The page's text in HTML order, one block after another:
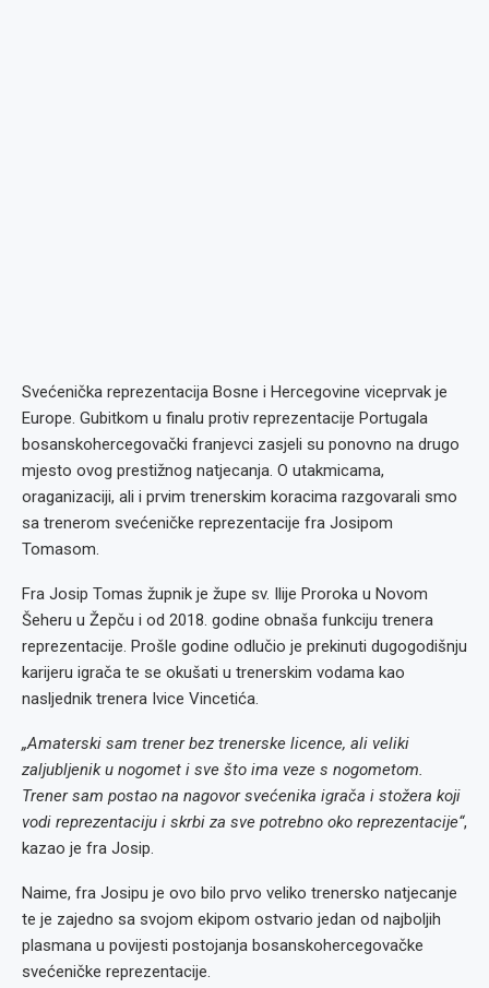
Svećenička reprezentacija Bosne i Hercegovine viceprvak je
Europe. Gubitkom u finalu protiv reprezentacije Portugala
bosanskohercegovački franjevci zasjeli su ponovno na drugo
mjesto ovog prestižnog natjecanja. O utakmicama,
oraganizaciji, ali i prvim trenerskim koracima razgovarali smo
sa trenerom svećeničke reprezentacije fra Josipom
Tomasom.
Fra Josip Tomas župnik je župe sv. Ilije Proroka u Novom
Šeheru u Žepču i od 2018. godine obnaša funkciju trenera
reprezentacije. Prošle godine odlučio je prekinuti dugogodišnju
karijeru igrača te se okušati u trenerskim vodama kao
nasljednik trenera Ivice Vincetića.
„Amaterski sam trener bez trenerske licence, ali veliki
zaljubljenik u nogomet i sve što ima veze s nogometom.
Trener sam postao na nagovor svećenika igrača i stožera koji
vodi reprezentaciju i skrbi za sve potrebno oko reprezentacije“,
kazao je fra Josip.
Naime, fra Josipu je ovo bilo prvo veliko trenersko natjecanje
te je zajedno sa svojom ekipom ostvario jedan od najboljih
plasmana u povijesti postojanja bosanskohercegovačke
svećeničke reprezentacije.